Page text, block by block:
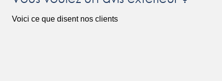
Voici ce que disent nos clients